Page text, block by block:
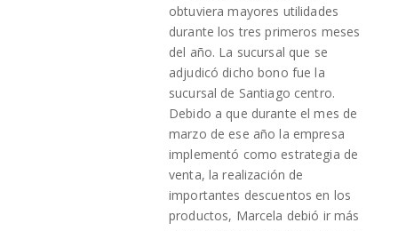
obtuviera mayores utilidades
durante los tres primeros meses
del año. La sucursal que se
adjudicó dicho bono fue la
sucursal de Santiago centro.
Debido a que durante el mes de
marzo de ese año la empresa
implementó como estrategia de
venta, la realización de
importantes descuentos en los
productos, Marcela debió ir más